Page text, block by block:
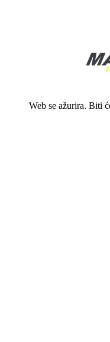
Web se ažurira. Biti